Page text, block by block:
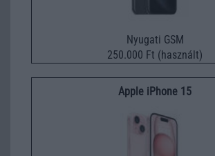
Nyugati GSM
250.000 Ft (használt)
Apple iPhone 15